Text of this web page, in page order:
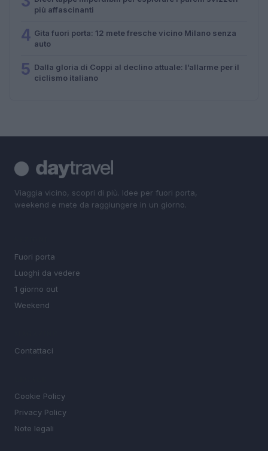
più affascinanti
4 Gita fuori porta: 12 mete fresche vicino Milano senza
auto
5 Dalla gloria di Coppi al declino attuale: l’allarme per il
ciclismo italiano
Viaggia vicino, scopri di più. Idee per fuori porta,
weekend e mete da raggiungere in un giorno.
Fuori porta
Luoghi da vedere
1 giorno out
Weekend
Contattaci
Cookie Policy
Privacy Policy
Note legali